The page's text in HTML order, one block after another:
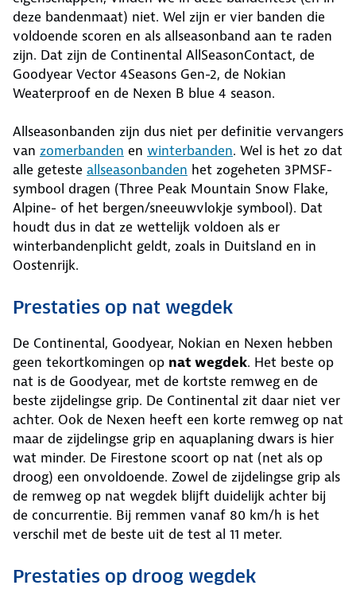
deze bandenmaat) niet. Wel zijn er vier banden die
voldoende scoren en als allseasonband aan te raden
zijn. Dat zijn de Continental AllSeasonContact, de
Goodyear Vector 4Seasons Gen-2, de Nokian
Weaterproof en de Nexen B blue 4 season.
Allseasonbanden zijn dus niet per definitie vervangers
van zomerbanden en winterbanden. Wel is het zo dat
alle geteste allseasonbanden het zogeheten 3PMSF-
symbool dragen (Three Peak Mountain Snow Flake,
Alpine- of het bergen/sneeuwvlokje symbool). Dat
houdt dus in dat ze wettelijk voldoen als er
winterbandenplicht geldt, zoals in Duitsland en in
Oostenrijk.
Prestaties op nat wegdek
De Continental, Goodyear, Nokian en Nexen hebben
geen tekortkomingen op nat wegdek. Het beste op
nat is de Goodyear, met de kortste remweg en de
beste zijdelingse grip. De Continental zit daar niet ver
achter. Ook de Nexen heeft een korte remweg op nat
maar de zijdelingse grip en aquaplaning dwars is hier
wat minder. De Firestone scoort op nat (net als op
droog) een onvoldoende. Zowel de zijdelingse grip als
de remweg op nat wegdek blijft duidelijk achter bij
de concurrentie. Bij remmen vanaf 80 km/h is het
verschil met de beste uit de test al 11 meter.
Prestaties op droog wegdek